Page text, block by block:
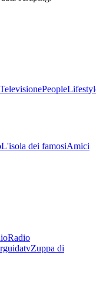
TelevisionePeople
L'isola dei famosiAmici
Radio
Zuppa di